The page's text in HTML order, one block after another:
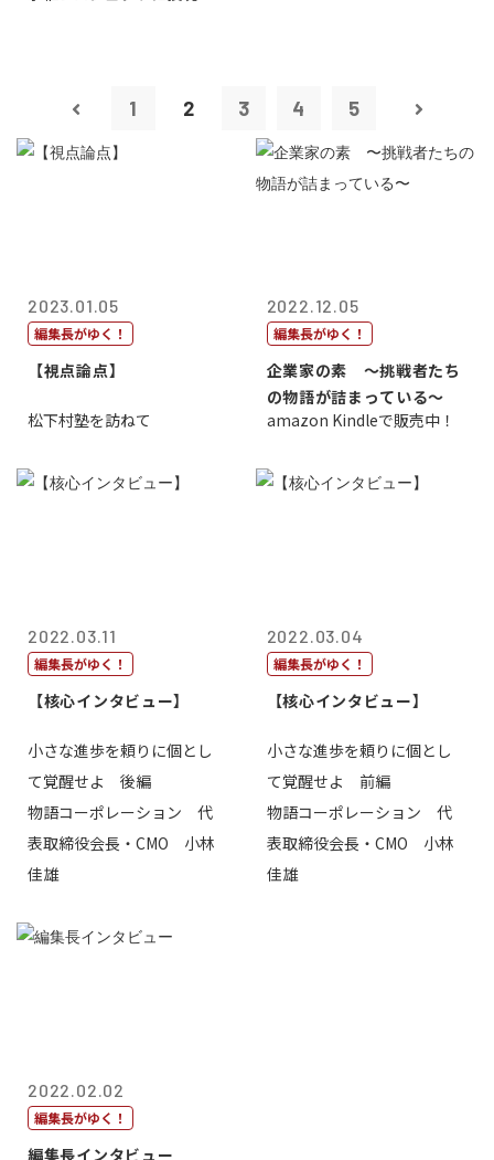
1 2 3 4 5
2023.01.05
編集長がゆく！
【視点論点】
松下村塾を訪ねて
2022.12.05
編集長がゆく！
企業家の素 〜挑戦者たち
の物語が詰まっている〜
amazon Kindleで販売中！
2022.03.11
編集長がゆく！
【核心インタビュー】
小さな進歩を頼りに個とし
て覚醒せよ 後編
物語コーポレーション 代
表取締役会長・CMO 小林
佳雄
2022.03.04
編集長がゆく！
【核心インタビュー】
小さな進歩を頼りに個とし
て覚醒せよ 前編
物語コーポレーション 代
表取締役会長・CMO 小林
佳雄
2022.02.02
編集長がゆく！
編集長インタビュー